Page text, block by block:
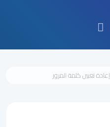
إعادة تعيين كلمة المرور